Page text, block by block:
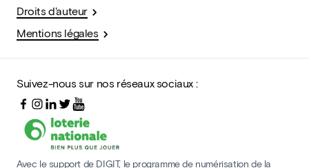
Droits d'auteur
Mentions légales
Suivez-nous sur nos réseaux sociaux :
Avec le support de DIGIT, le programme de numérisation de la